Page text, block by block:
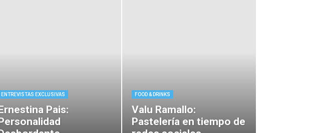
ENTREVISTAS EXCLUSIVAS
Pais:
FOOD & DRINKS
Valu Ramallo:
Pastelería en tiempo de